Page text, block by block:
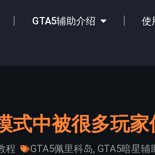
GTA5辅助介绍 使
式中被很多玩家
程 GTA5佩里科岛, GTA5暗星辅